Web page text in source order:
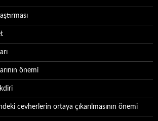
önemi
cevherlerin ortaya çıkarılmasının önemi